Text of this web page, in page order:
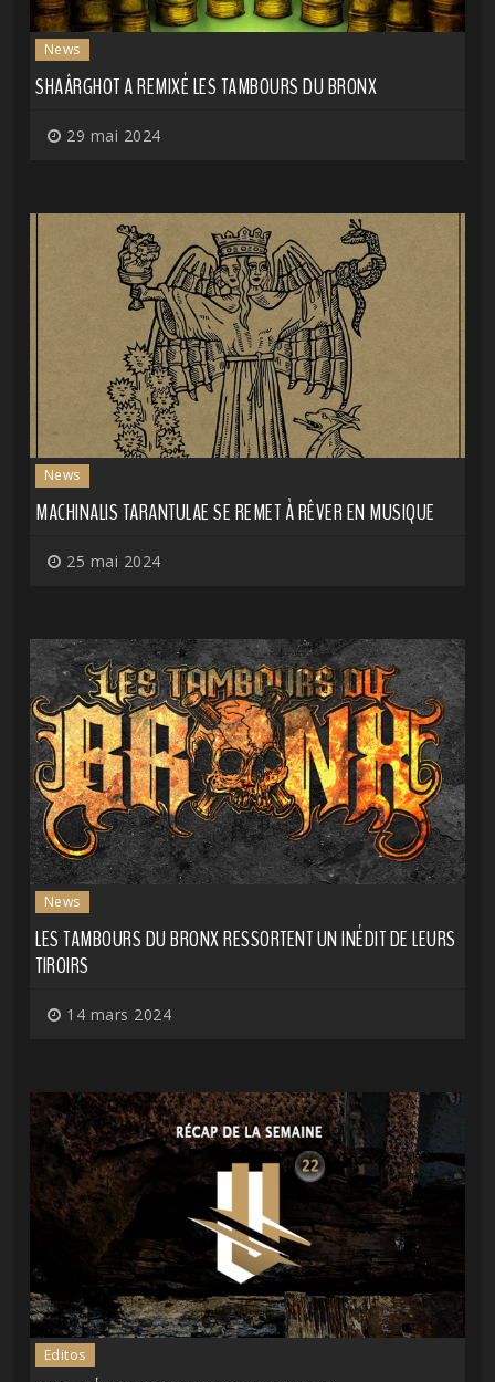
News
SHAÂRGHOT A REMIXÉ LES TAMBOURS DU BRONX
29 mai 2024
News
MACHINALIS TARANTULAE SE REMET À RÊVER EN MUSIQUE
25 mai 2024
News
LES TAMBOURS DU BRONX RESSORTENT UN INÉDIT DE LEURS
TIROIRS
14 mars 2024
Editos